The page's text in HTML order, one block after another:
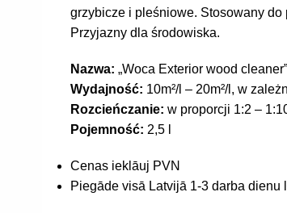
grzybicze i pleśniowe. Stosowany
Przyjazny dla środowiska.
Nazwa: „Woca Exterior wood cleaner”
Wydajność: 10m²/l – 20m²/l, w
Rozcieńczanie: w proporcji 1:2 –
Pojemność: 2,5 l
Cenas ieklāuj PVN
Piegāde visā Latvijā 1-3 darba dienu